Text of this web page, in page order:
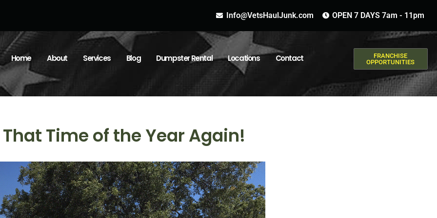
Info@VetsHaulJunk.com OPEN 7 DAYS 7am - 11pm
Home About Services Blog Dumpster Rental Locations Contact
FRANCHISE
OPPORTUNITIES
That Time of the Year Again!